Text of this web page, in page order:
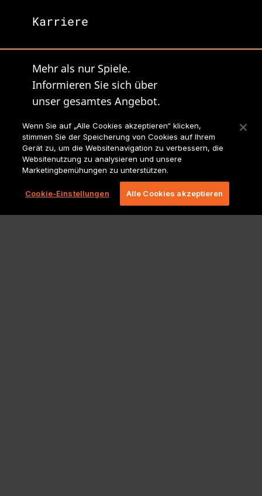
Karriere
Mehr als nur Spiele.
Informieren Sie sich über
unser gesamtes Angebot.
Lionbridge-
Hauptseite
Wenn Sie auf „Alle Cookies akzeptieren“ klicken,
stimmen Sie der Speicherung von Cookies auf Ihrem
Gerät zu, um die Websitenavigation zu verbessern, die
Websitenutzung zu analysieren und unsere
Marketingbemühungen zu unterstützen.
Cookie-Einstellungen Alle Cookies akzeptieren